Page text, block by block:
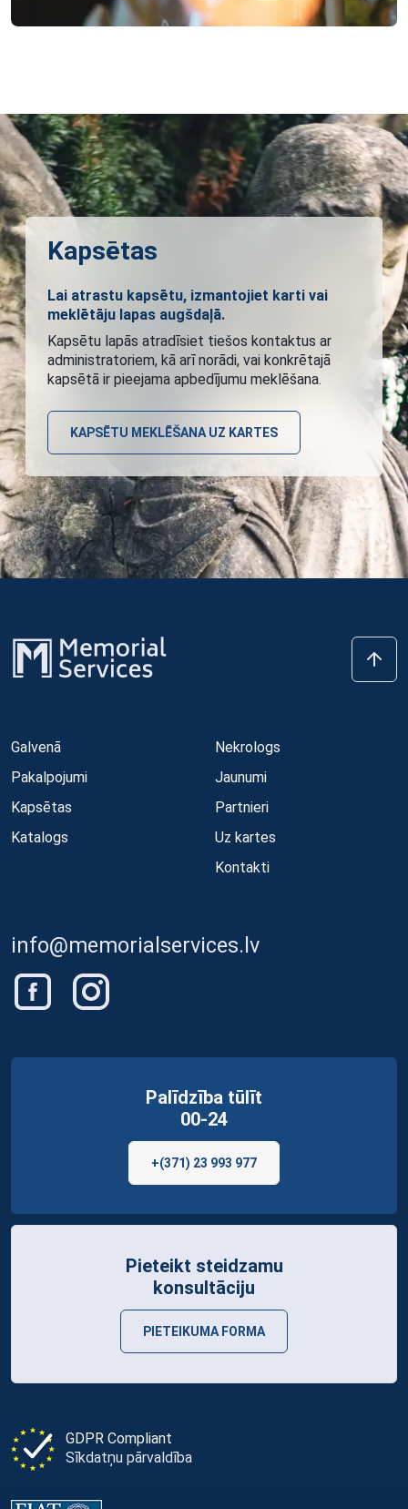
Kapsētas
Lai atrastu kapsētu, izmantojiet karti vai
meklētāju lapas augšdaļā.
Kapsētu lapās atradīsiet tiešos kontaktus ar
administratoriem, kā arī norādi, vai konkrētajā
kapsētā ir pieejama apbedījumu meklēšana.
KAPSĒTU MEKLĒŠANA UZ KARTES
Galvenā
Pakalpojumi
Kapsētas
Katalogs
Nekrologs
Jaunumi
Partnieri
Uz kartes
Kontakti
info@memorialservices.lv
GDPR Compliant
Sīkdatņu pārvaldība
Palīdzība tūlīt
00-24
+(371) 23 993 977
Pieteikt steidzamu
konsultāciju
PIETEIKUMA FORMA